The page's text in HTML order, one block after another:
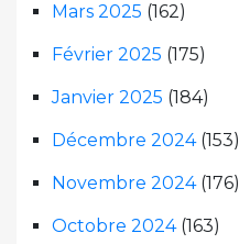
Mars 2025 (162)
Février 2025 (175)
Janvier 2025 (184)
Décembre 2024(153)
Novembre 2024(176)
Octobre 2024(163)